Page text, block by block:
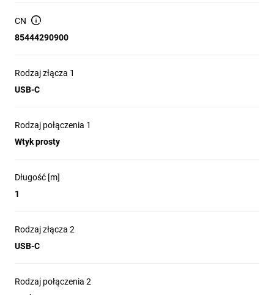
jednoczesnym przesyłaniu danych z prędkością 40 Gbit/s
Z mocą 240 W dzięki Power Delivery (EPR), kabel USB staje
multimedialnych
Obsługuje HDR10 i jest idealny do strumieniowego
notebooków, tabletów i innych urządzeń hosta
Najbardziej elastyczny kabel USB do tej pory: umożliwia
tunelowanie danych z DisplayPort™ 2.1 i PCIe™ 4.0 i może
Thunderbolt™ 4 lub Thunderbolt™ 3
CN
85444290900
Rodzaj złącza 1
USB-C
Rodzaj połączenia 1
Wtyk prosty
Długość [m]
1
Rodzaj złącza 2
USB-C
Rodzaj połączenia 2